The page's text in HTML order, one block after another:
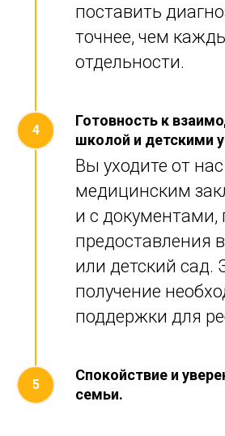
поставить
точнее, чем
отдельности.
Готовность к
школой и детскими
Вы уходите от
медицинским
и с документами,
предоставления
или детский сад.
получение
поддержки для
Спокойствие и
семьи.